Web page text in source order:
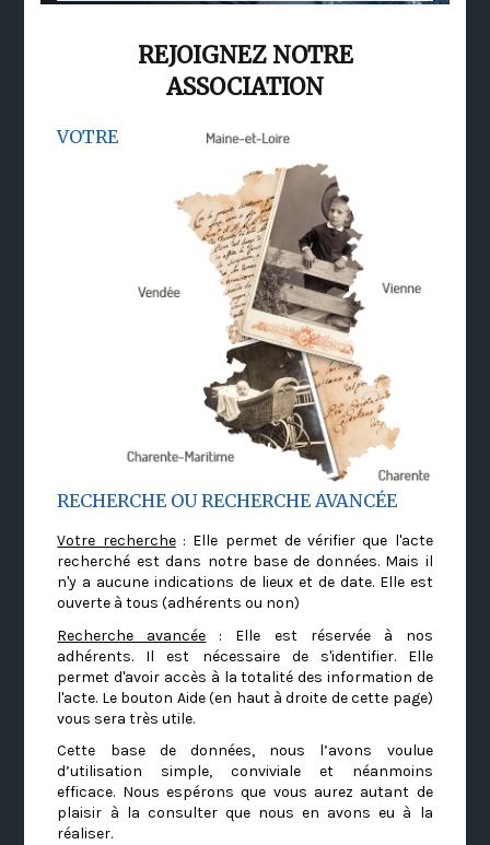
REJOIGNEZ NOTRE
ASSOCIATION
VOTRE
RECHERCHE OU RECHERCHE AVANCÉE
Votre recherche: Elle permet de vérifier que l'acte
recherché est dans notre base de données. Mais il
n'y a aucune indications de lieux et de date. Elle est
ouverte à tous (adhérents ou non)
Recherche avancée : Elle est réservée à nos
adhérents. Il est nécessaire de s'identifier. Elle
permet d'avoir accès à la totalité des information de
l'acte. Le bouton Aide (en haut à droite de cette page)
vous sera très utile.
Cette base de données, nous l’avons voulue
d’utilisation simple, conviviale et néanmoins
efficace. Nous espérons que vous aurez autant de
plaisir à la consulter que nous en avons eu à la
réaliser.